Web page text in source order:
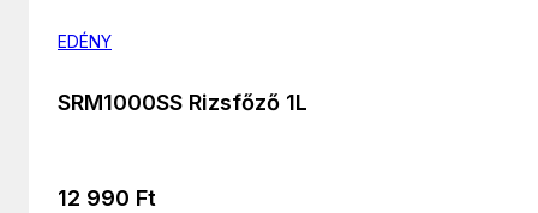
EDÉNY
SRM1000SS Rizsfőző 1L
12 990 Ft